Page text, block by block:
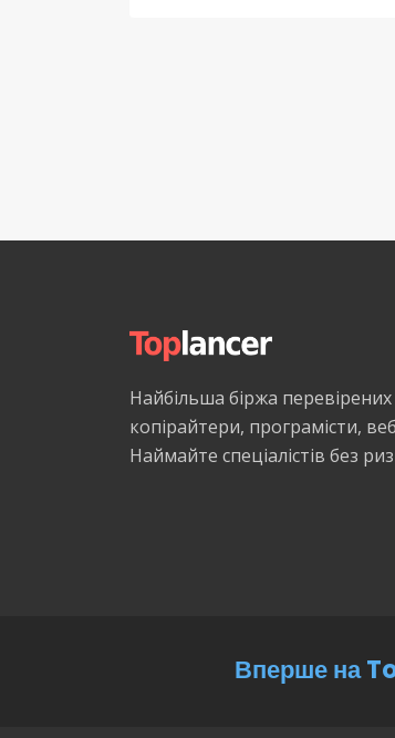
Найбільша біржа
копірайтери, програмісти,
Наймайте спеціалістів без
Вперше на